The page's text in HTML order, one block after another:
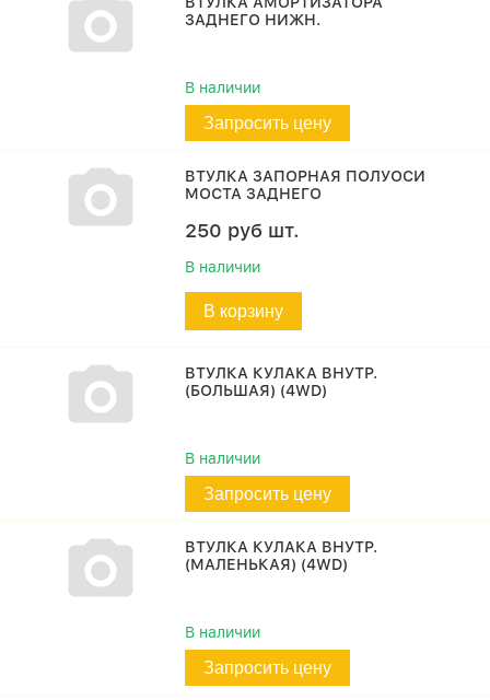
ЗАДНЕГО НИЖН.
В наличии
Запросить цену
ВТУЛКА ЗАПОРНАЯ ПОЛУОСИ
МОСТА ЗАДНЕГО
250 руб шт.
В наличии
В корзину
ВТУЛКА КУЛАКА ВНУТР.
(БОЛЬШАЯ) (4WD)
В наличии
Запросить цену
ВТУЛКА КУЛАКА ВНУТР.
(МАЛЕНЬКАЯ) (4WD)
В наличии
Запросить цену